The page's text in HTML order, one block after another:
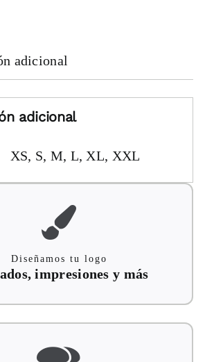
adicional
adicional
XS, S, M, L, XL, XXL
Diseñamos tu logo
impresiones y más